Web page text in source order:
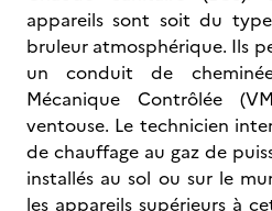
appareils sont soit du
bruleur atmosphérique. Ils
un conduit de
Mécanique Contrôlée
ventouse. Le technicien
de chauffage au gaz de
installés au sol ou sur le
les appareils supérieurs à